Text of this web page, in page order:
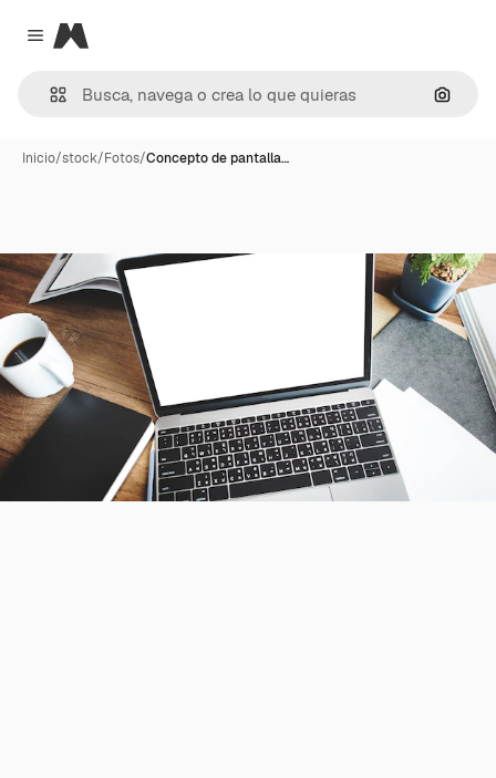
Close menu
Magnific
Inicio/stock/Fotos/Concepto de pantalla…